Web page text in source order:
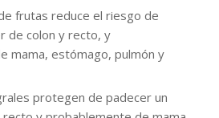
frutas reduce el riesgo de
de colon y recto, y
mama, estómago, pulmón y
protegen de padecer un